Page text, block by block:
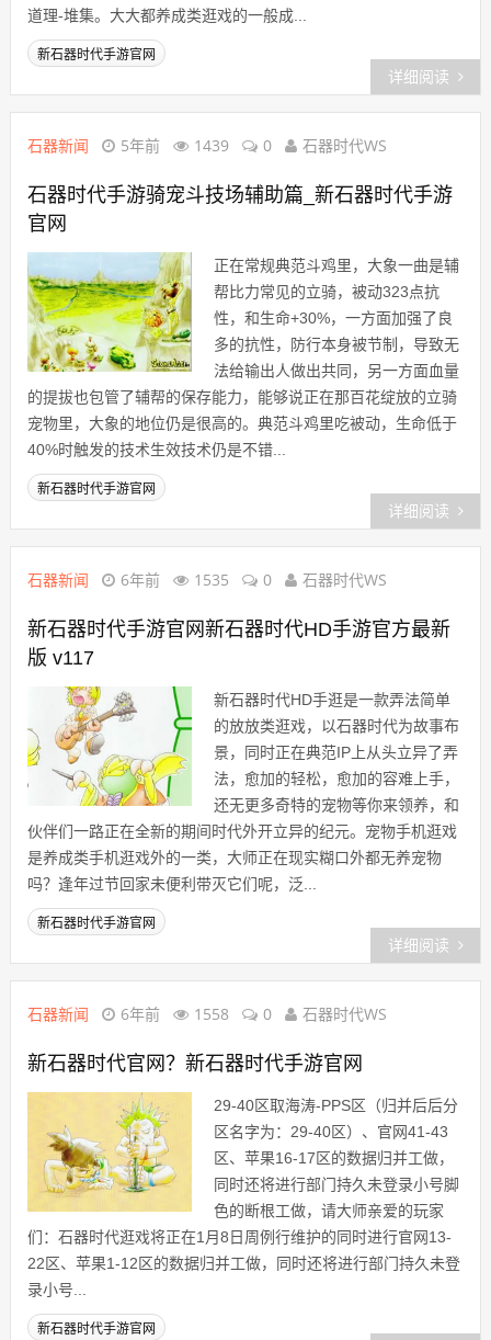
道理-堆集。大大都养成类逛戏的一般成...
新石器时代手游官网
详细阅读
石器新闻 5年前 1439 0 石器时代WS
石器时代手游​骑宠斗技场辅助篇_新石器时代手游
官网
正在常规典范斗鸡里，大象一曲是辅
帮比力常见的立骑，被动323点抗
性，和生命+30%，一方面加强了良
多的抗性，防行本身被节制，导致无
法给输出人做出共同，另一方面血量
的提拔也包管了辅帮的保存能力，能够说正在那百花绽放的立骑
宠物里，大象的地位仍是很高的。典范斗鸡里吃被动，生命低于
40%时触发的技术生效技术仍是不错...
新石器时代手游官网
详细阅读
石器新闻 6年前 1535 0 石器时代WS
新石器时代手游官网新石器时代HD手游官方最新
版 v117
新石器时代HD手逛是一款弄法简单
的放放类逛戏，以石器时代为故事布
景，同时正在典范IP上从头立异了弄
法，愈加的轻松，愈加的容难上手，
还无更多奇特的宠物等你来领养，和
伙伴们一路正在全新的期间时代外开立异的纪元。宠物手机逛戏
是养成类手机逛戏外的一类，大师正在现实糊口外都无养宠物
吗？逢年过节回家未便利带灭它们呢，泛...
新石器时代手游官网
详细阅读
石器新闻 6年前 1558 0 石器时代WS
新石器时代官网？新石器时代手游官网
29-40区取海涛-PPS区（归并后后分
区名字为：29-40区）、官网41-43
区、苹果16-17区的数据归并工做，
同时还将进行部门持久未登录小号脚
色的断根工做，请大师亲爱的玩家
们：石器时代逛戏将正在1月8日周例行维护的同时进行官网13-
22区、苹果1-12区的数据归并工做，同时还将进行部门持久未登
录小号...
新石器时代手游官网